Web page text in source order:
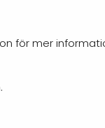
för mer